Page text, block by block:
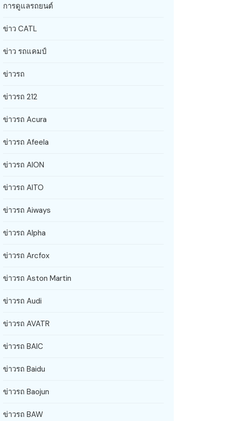
การดูแลรถยนต์
ข่าว CATL
ข่าว รถแคมป์
ข่าวรถ
ข่าวรถ 212
ข่าวรถ Acura
ข่าวรถ Afeela
ข่าวรถ AION
ข่าวรถ AITO
ข่าวรถ Aiways
ข่าวรถ Alpha
ข่าวรถ Arcfox
ข่าวรถ Aston Martin
ข่าวรถ Audi
ข่าวรถ AVATR
ข่าวรถ BAIC
ข่าวรถ Baidu
ข่าวรถ Baojun
ข่าวรถ BAW